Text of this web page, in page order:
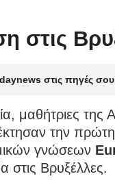
στις
στις πηγές
μαθήτριες της
την
γνώσεων
Βρυξέλλες.